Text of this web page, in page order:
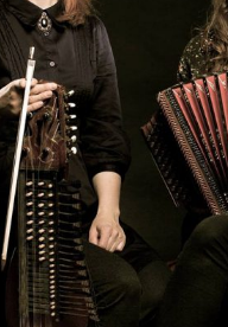
JANNE SUITS JA